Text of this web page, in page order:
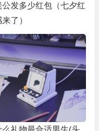
公发多少红包（七夕红
了）
么礼物最合适男生(头